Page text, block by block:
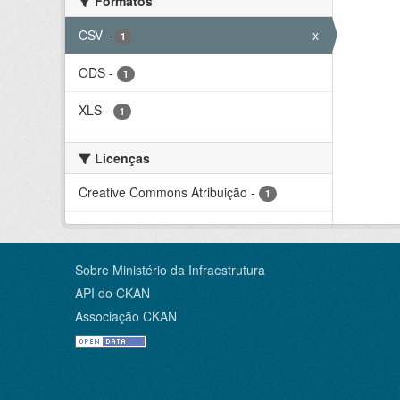
CSV - 1 x
ODS - 1
XLS - 1
Licenças
Creative Commons Atribuição - 1
Sobre Ministério da Infraestrutura
API do CKAN
Associação CKAN